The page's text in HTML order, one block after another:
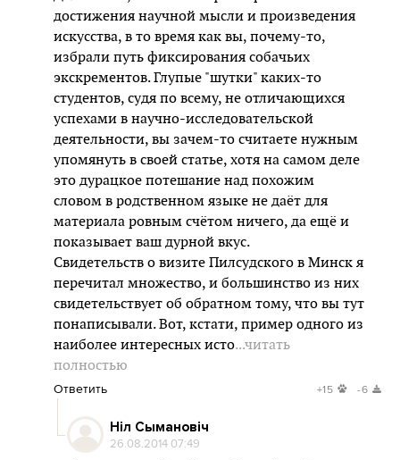
достижения научной мысли и произведения
искусства, в то время как вы, почему-то,
избрали путь фиксирования собачьих
экскрементов. Глупые "шутки" каких-то
студентов, судя по всему, не отличающихся
успехами в научно-исследовательской
деятельности, вы зачем-то считаете нужным
упомянуть в своей статье, хотя на самом деле
это дурацкое потешание над похожим
словом в родственном языке не даёт для
материала ровным счётом ничего, да ещё и
показывает ваш дурной вкус.
Свидетельств о визите Пилсудского в Минск я
перечитал множество, и большинство из них
свидетельствует об обратном тому, что вы тут
понаписывали. Вот, кстати, пример одного из
наиболее интересных исто...читать
полностью
Ответить +15 -6
Ніл Сымановіч
26.08.2014 07:49